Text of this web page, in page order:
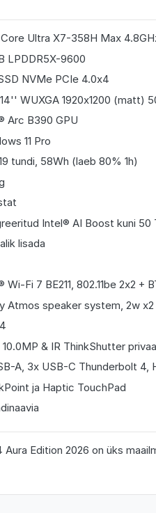
Ultra X7-358H Max
LPDDR5X-9600
NVMe PCIe 4.0x4
WUXGA 1920x1200 (matt)
Arc B390 GPU
11 Pro
tundi, 58Wh (laeb 80% 1h)
Intel® AI Boost kuni 50
lisada
Wi-Fi 7 BE211, 802.11be 2x2 +
Atmos speaker system, 2w x2
10.0MP & IR ThinkShutter
A, 3x USB-C Thunderbolt 4,
ja Haptic TouchPad
Aura Edition 2026 on üks